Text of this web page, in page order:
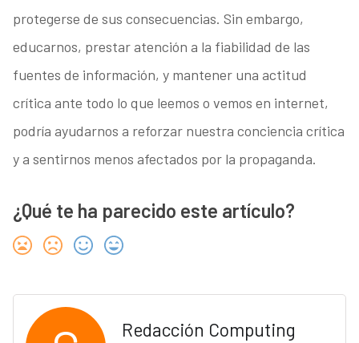
protegerse de sus consecuencias. Sin embargo,
educarnos, prestar atención a la fiabilidad de las
fuentes de información, y mantener una actitud
crítica ante todo lo que leemos o vemos en internet,
podría ayudarnos a reforzar nuestra conciencia crítica
y a sentirnos menos afectados por la propaganda.
¿Qué te ha parecido este artículo?
Redacción Computing